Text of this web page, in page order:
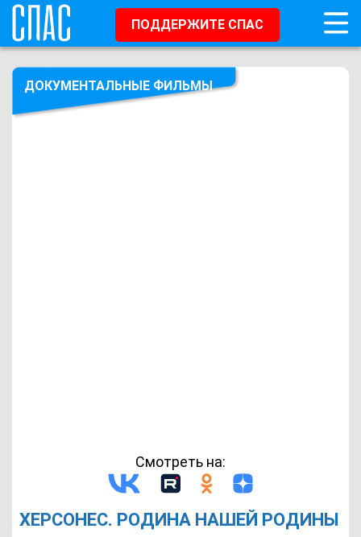
ПОДДЕРЖИТЕ СПАС
ДОКУМЕНТАЛЬНЫЕ ФИЛЬМЫ
Смотреть на:
ХЕРСОНЕС. РОДИНА НАШЕЙ РОДИНЫ